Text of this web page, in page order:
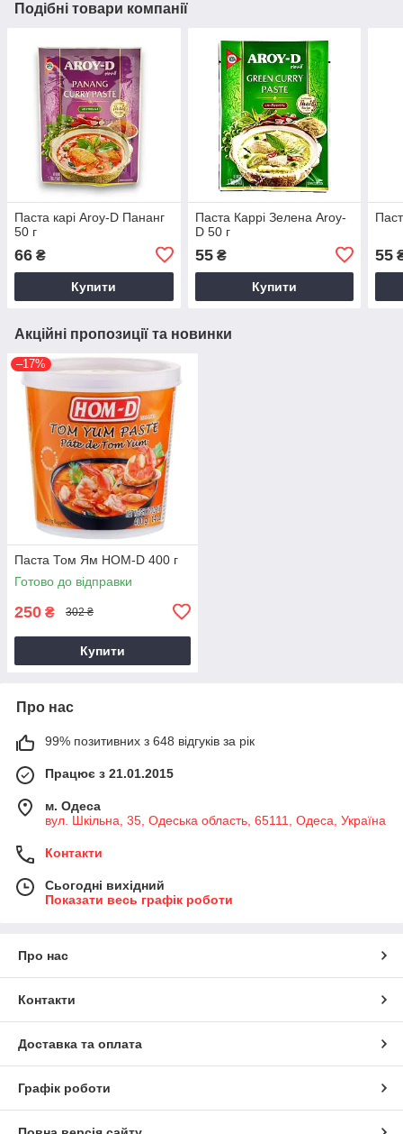
Подібні товари компанії
Паста карі Aroy-D Пананг
50 г
66 ₴
Купити
Паста Каррі Зелена Aroy-
D 50 г
55₴
Купити
55
Акційні пропозиції та новинки
–17%
Паста Том Ям HOM-D 400 г
Готово до відправки
250 ₴ 302 ₴
Купити
Про нас
99% позитивних з 648 відгуків за рік
Працює з 21.01.2015
м. Одеса
вул. Шкільна, 35, Одеська область, 65111, Одеса, Україна
Контакти
Сьогодні вихідний
Показати весь графік роботи
Про нас
Контакти
Доставка та оплата
Графік роботи